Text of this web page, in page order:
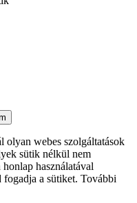
olyan webes szolgáltatások
sütik nélkül nem
használatával
fogadja a sütiket. További